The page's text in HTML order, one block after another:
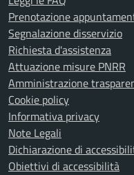
Prenotazione
Segnalazione disservizio
Richiesta d'assistenza
Attuazione misure PNRR
Amministrazione
Cookie policy
Informativa privacy
Note Legali
Dichiarazione di
Obiettivi di accessibilità